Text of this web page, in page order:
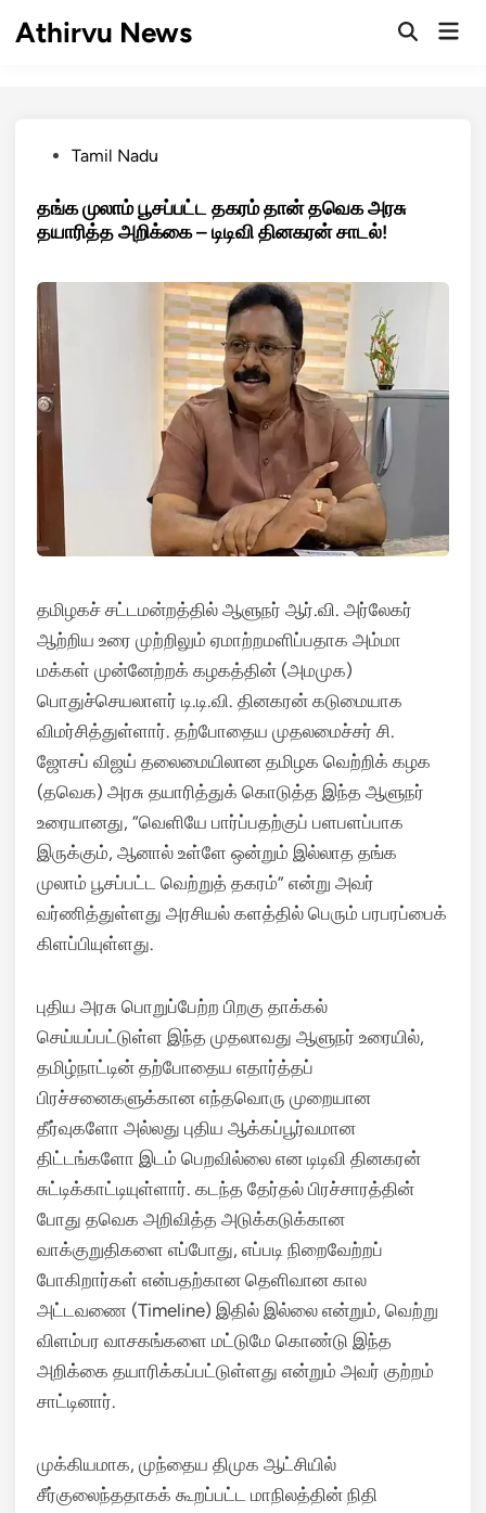
Athirvu News
OpenMain
PostedTamil Nadu
தங்க முலாம் பூசப்பட்ட தகரம் தான் தவெக அரசு
தயாரித்த அறிக்கை – டிடிவி தினகரன் சாடல்!
தமிழகச் சட்டமன்றத்தில் ஆளுநர் ஆர்.வி. அர்லேகர்
ஆற்றிய உரை முற்றிலும் ஏமாற்றமளிப்பதாக அம்மா
மக்கள் முன்னேற்றக் கழகத்தின் (அமமுக)
பொதுச்செயலாளர் டி.டி.வி. தினகரன் கடுமையாக
விமர்சித்துள்ளார். தற்போதைய முதலமைச்சர் சி.
ஜோசப் விஜய் தலைமையிலான தமிழக வெற்றிக் கழக
(தவெக) அரசு தயாரித்துக் கொடுத்த இந்த ஆளுநர்
உரையானது, “வெளியே பார்ப்பதற்குப் பளபளப்பாக
இருக்கும், ஆனால் உள்ளே ஒன்றும் இல்லாத தங்க
முலாம் பூசப்பட்ட வெற்றுத் தகரம்” என்று அவர்
வர்ணித்துள்ளது அரசியல் களத்தில் பெரும் பரபரப்பைக்
கிளப்பியுள்ளது.
புதிய அரசு பொறுப்பேற்ற பிறகு தாக்கல்
செய்யப்பட்டுள்ள இந்த முதலாவது ஆளுநர் உரையில்,
தமிழ்நாட்டின் தற்போதைய எதார்த்தப்
பிரச்சனைகளுக்கான எந்தவொரு முறையான
தீர்வுகளோ அல்லது புதிய ஆக்கப்பூர்வமான
திட்டங்களோ இடம் பெறவில்லை என டிடிவி தினகரன்
சுட்டிக்காட்டியுள்ளார். கடந்த தேர்தல் பிரச்சாரத்தின்
போது தவெக அறிவித்த அடுக்கடுக்கான
வாக்குறுதிகளை எப்போது, எப்படி நிறைவேற்றப்
போகிறார்கள் என்பதற்கான தெளிவான கால
அட்டவணை (Timeline) இதில் இல்லை என்றும், வெற்று
விளம்பர வாசகங்களை மட்டுமே கொண்டு இந்த
அறிக்கை தயாரிக்கப்பட்டுள்ளது என்றும் அவர் குற்றம்
சாட்டினார்.
முக்கியமாக, முந்தைய திமுக ஆட்சியில்
சீர்குலைந்ததாகக் கூறப்பட்ட மாநிலத்தின் நிதி